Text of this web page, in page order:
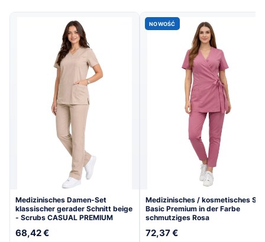
Medizinisches Damen-Set
klassischer gerader Schnitt beige
- Scrubs CASUAL PREMIUM
68,42 €
NOWOŚĆ
Medizinisches / kosmetisches Set
Basic Premium in der Farbe
schmutziges Rosa
72,37 €